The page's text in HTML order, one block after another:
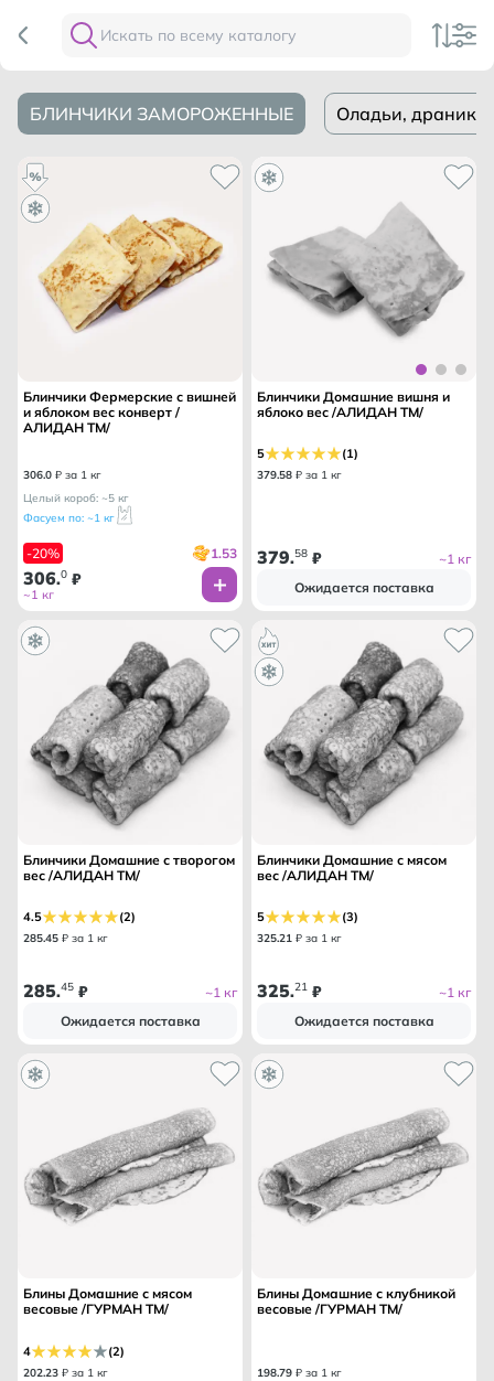
БЛИНЧИКИ ЗАМОРОЖЕННЫЕ Оладьи,
Блинчики Фермерские с вишней
и яблоком вес конверт /
АЛИДАН ТМ/
306.0 ₽ за 1 кг
Целый короб: ~5 кг
Фасуем по: ~1 кг
-20% 1.53
306.0 ₽
~1 кг
Блинчики Домашние вишня и
яблоко вес /АЛИДАН ТМ/
5 (1)
379.58 ₽ за 1 кг
379.58 ₽
~1 кг
Ожидается поставка
Блинчики Домашние с творогом
вес /АЛИДАН ТМ/
4.5 (2)
285.45 ₽ за 1 кг
285.45 ₽
~1 кг
Ожидается поставка
Блинчики Домашние с мясом
вес /АЛИДАН ТМ/
5 (3)
325.21 ₽ за 1 кг
325.21 ₽
~1 кг
Ожидается поставка
Блины Домашние с мясом
весовые /ГУРМАН ТМ/
4 (2)
202.23 ₽ за 1 кг
Блины Домашние с клубникой
весовые /ГУРМАН ТМ/
198.79 ₽ за 1 кг